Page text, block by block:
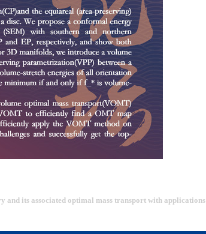
and its associated optimal mass transport with applications